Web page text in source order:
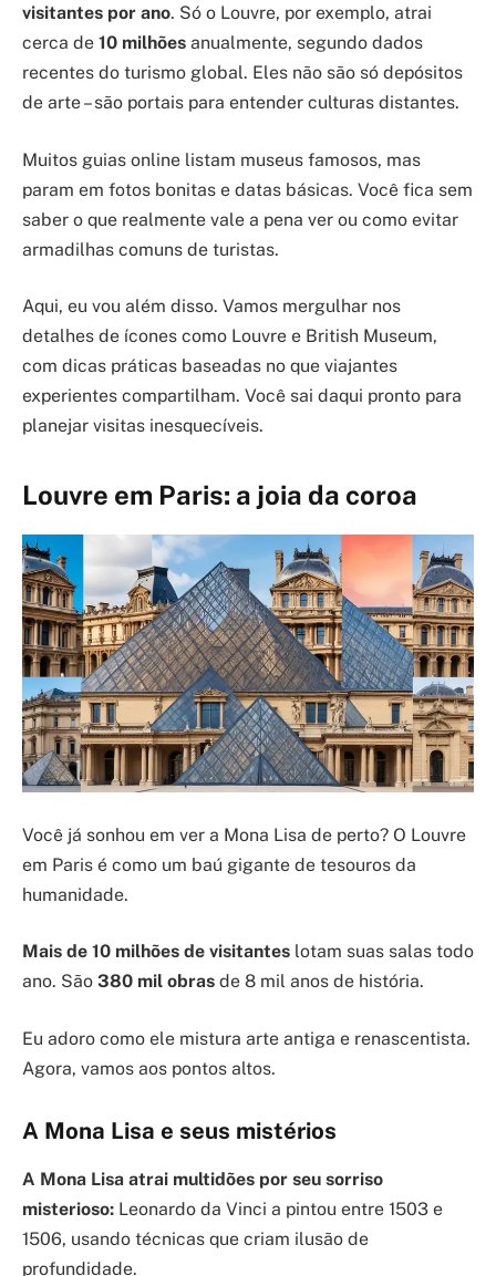
visitantes por ano. Só o Louvre, por exemplo, atrai
cerca de 10 milhões anualmente, segundo dados
recentes do turismo global. Eles não são só depósitos
de arte – são portais para entender culturas distantes.
Muitos guias online listam museus famosos, mas
param em fotos bonitas e datas básicas. Você fica sem
saber o que realmente vale a pena ver ou como evitar
armadilhas comuns de turistas.
Aqui, eu vou além disso. Vamos mergulhar nos
detalhes de ícones como Louvre e British Museum,
com dicas práticas baseadas no que viajantes
experientes compartilham. Você sai daqui pronto para
planejar visitas inesquecíveis.
Louvre em Paris: a joia da coroa
Você já sonhou em ver a Mona Lisa de perto? O Louvre
em Paris é como um baú gigante de tesouros da
humanidade.
Mais de 10 milhões de visitantes lotam suas salas todo
ano. São 380 mil obras de 8 mil anos de história.
Eu adoro como ele mistura arte antiga e renascentista.
Agora, vamos aos pontos altos.
A Mona Lisa e seus mistérios
A Mona Lisa atrai multidões por seu sorriso
misterioso: Leonardo da Vinci a pintou entre 1503 e
1506, usando técnicas que criam ilusão de
profundidade.